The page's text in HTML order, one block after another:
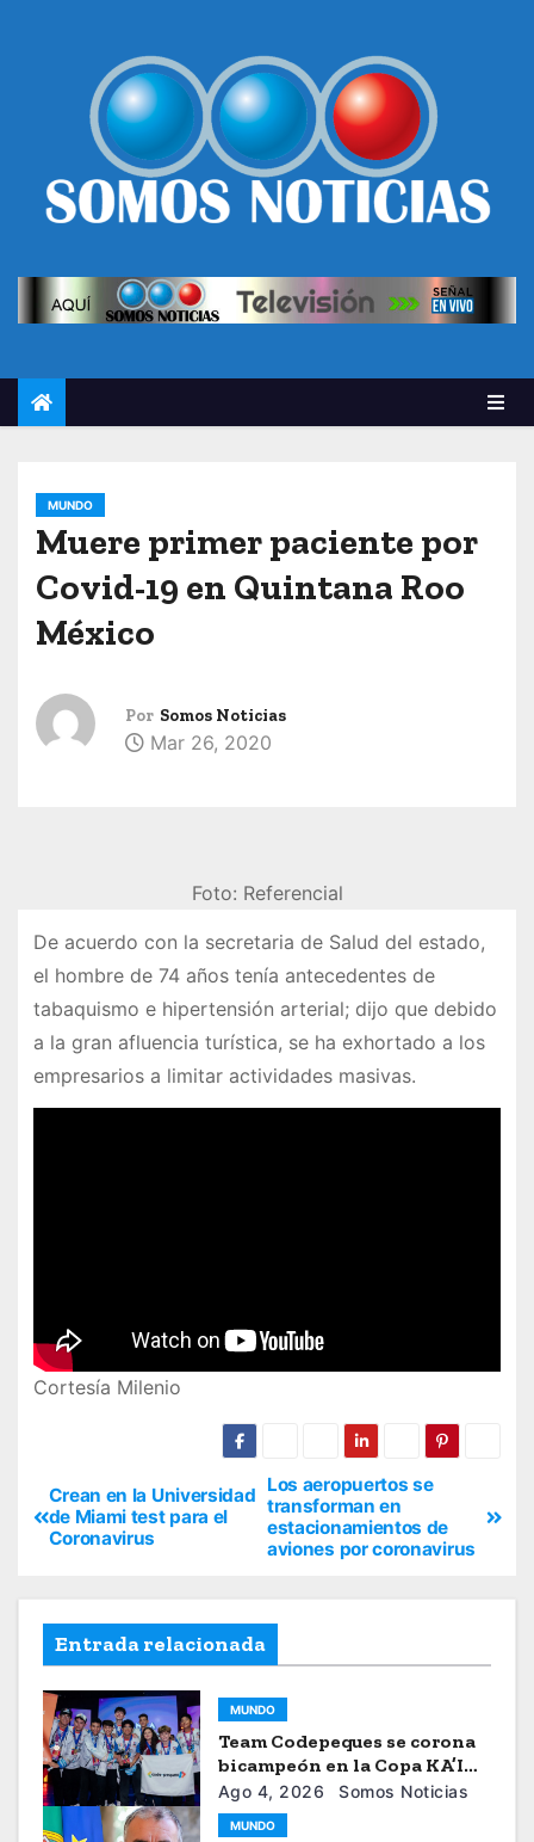
MUNDO
Muere primer paciente por
Covid-19 en Quintana Roo
México
Por Somos Noticias
Mar 26, 2020
Foto: Referencial
De acuerdo con la secretaria de Salud del estado,
el hombre de 74 años tenía antecedentes de
tabaquismo e hipertensión arterial; dijo que debido
a la gran afluencia turística, se ha exhortado a los
empresarios a limitar actividades masivas.
Cortesía Milenio
Los aeropuertos se
transforman en
estacionamientos de
aviones por coronavirus
Crean en la Universidad
de Miami test para el
Coronavirus
Entrada relacionada
MUNDO
Team Codepeques se corona
bicampeón en la Copa KA’I
2026
Ago 4, 2026 Somos Noticias
MUNDO